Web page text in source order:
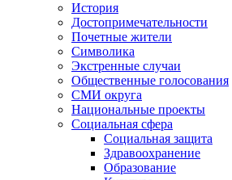
История
Достопримечательности
Почетные жители
Символика
Экстренные случаи
Общественные голосования
СМИ округа
Национальные проекты
Социальная сфера
Социальная защита
Здравоохранение
Образование